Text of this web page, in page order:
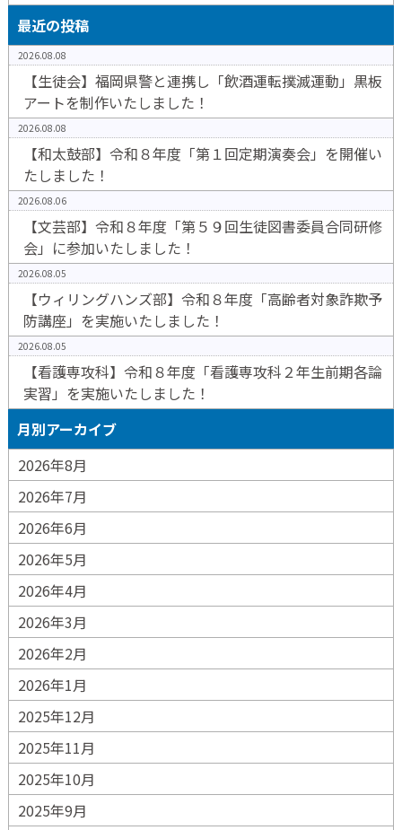
最近の投稿
2026.08.08
【生徒会】福岡県警と連携し「飲酒運転撲滅運動」黒板
アートを制作いたしました！
2026.08.08
【和太鼓部】令和８年度「第１回定期演奏会」を開催い
たしました！
2026.08.06
【文芸部】令和８年度「第５９回生徒図書委員合同研修
会」に参加いたしました！
2026.08.05
【ウィリングハンズ部】令和８年度「高齢者対象詐欺予
防講座」を実施いたしました！
2026.08.05
【看護専攻科】令和８年度「看護専攻科２年生前期各論
実習」を実施いたしました！
月別アーカイブ
2026年8月
2026年7月
2026年6月
2026年5月
2026年4月
2026年3月
2026年2月
2026年1月
2025年12月
2025年11月
2025年10月
2025年9月